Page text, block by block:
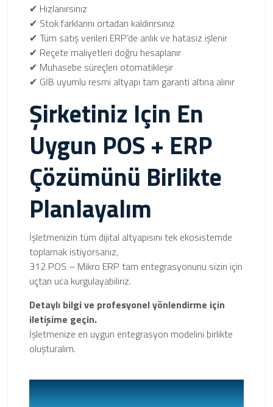
✔ Hızlanırsınız
✔ Stok farklarını ortadan kaldırırsınız
✔ Tüm satış verileri ERP’de anlık ve hatasız işlenir
✔ Reçete maliyetleri doğru hesaplanır
✔ Muhasebe süreçleri otomatikleşir
✔ GİB uyumlu resmi altyapı tam garanti altına alınır
Şirketiniz Için En
Uygun POS + ERP
Çözümünü Birlikte
Planlayalım
İşletmenizin tüm dijital altyapısını tek ekosistemde
toplamak istiyorsanız,
312 POS – Mikro ERP tam entegrasyonunu sizin için
uçtan uca kurgulayabiliriz.
Detaylı bilgi ve profesyonel yönlendirme için
iletişime geçin.
İşletmenize en uygun entegrasyon modelini birlikte
oluşturalım.